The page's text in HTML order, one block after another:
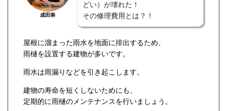
成田崇
どい）が壊れた！
その修理費用とは？！
屋根に溜まった雨水を地面に排出するため、
雨樋を設置する建物が多いです。
雨水は雨漏りなどを引き起こします。
建物の寿命を短くしないためにも、
定期的に雨樋のメンテナンスを行いましょう。